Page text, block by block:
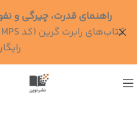
راهنمای قدرت، چیرگی و